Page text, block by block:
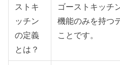
ストキ
ッチン
の定義
とは？
ゴーストキッチ
機能のみを持つ
ことです。